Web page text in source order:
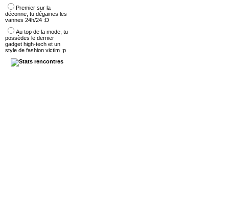
Premier sur la
déconne, tu dégaines les
vannes 24h/24 :D
Au top de la mode, tu
possèdes le dernier
gadget high-tech et un
style de fashion victim :p